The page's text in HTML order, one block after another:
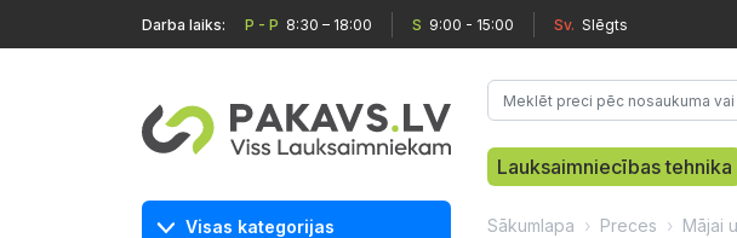
Darba laiks: P - P 8:30 – 18:00 S 9:00 - 15:00 Sv. Slēgts
Lauksaimniecības tehnika
Visas kategorijas Sākumlapa Preces Mājai